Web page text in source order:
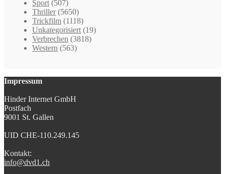
Sport (507)
Thriller (5650)
Trickfilm (1118)
Unkategorisiert (19)
Verbrechen (3818)
Western (563)
Impressum
Hinder Internet GmbH
Postfach
9001 St. Gallen
UID CHE-110.249.145
Kontakt:
info@dvd1.ch